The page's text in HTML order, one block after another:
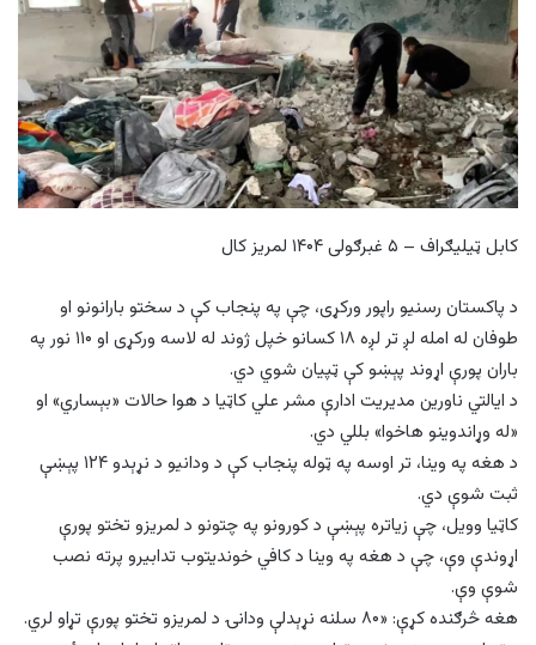
کابل ټیلیګراف – ۵ غبرګولی ۱۴۰۴ لمریز کال
د پاکستان رسنیو راپور ورکړی، چې په پنجاب کې د سختو بارانونو او
طوفان له امله لږ تر لږه ۱۸ کسانو خپل ژوند له لاسه ورکړی او ۱۱۰ نور په
باران پورې اړوند پېښو کې ټپیان شوي دي.
د ایالتي ناورین مدیریت ادارې مشر علي کاټیا د هوا حالات «بېساري» او
«له وړاندوینو هاخوا» بللي دي.
د هغه په وینا، تر اوسه په ټوله پنجاب کې د ودانیو د نړېدو ۱۲۴ پېښې
ثبت شوې دي.
کاټیا وویل، چې زیاتره پېښې د کورونو په چتونو د لمریزو تختو پورې
اړوندې وې، چې د هغه په وینا د کافي خوندیتوب تدابیرو پرته نصب
شوې وې.
هغه څرګنده کړې: «۸۰ سلنه نړېدلې ودانۍ د لمریزو تختو پورې تړاو لري.